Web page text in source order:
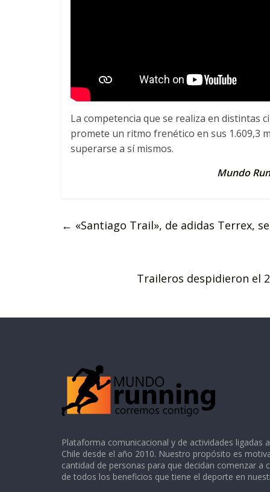
La competencia que se realiza en distintas
promete un ritmo frenético en sus 1.609,3
superarse a sí mismos.
Mundo
← «Santiago Trail», de adidas Terrex,
Traileros despidieron el
Plataforma comunicacional y de actividades ligadas
Chile desde el año 2010. Nuestro propósito es
cantidad de personas para que decidan comenzar a
de todos los beneficios que tiene el deporte en